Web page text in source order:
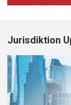
Jurisdiktion